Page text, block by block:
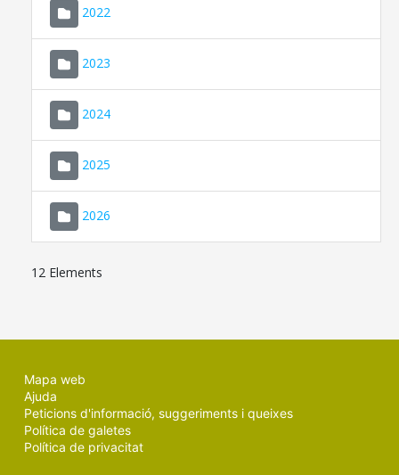
2022
2023
2024
2025
2026
12 Elements
Mapa web
Ajuda
Peticions d'informació, suggeriments i queixes
Política de galetes
Política de privacitat